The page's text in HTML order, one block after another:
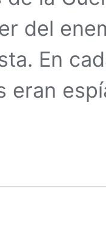
del
En
eran